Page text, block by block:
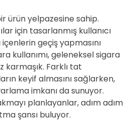
ürün yelpazesine sahip.
için tasarlanmış kullanıcı
geçiş yapmasını
kullanımı, geleneksel sigara
karmaşık. Farklı tat
keyif almasını sağlarken,
imkanı da sunuyor.
planlayanlar, adım adım
şansı buluyor.